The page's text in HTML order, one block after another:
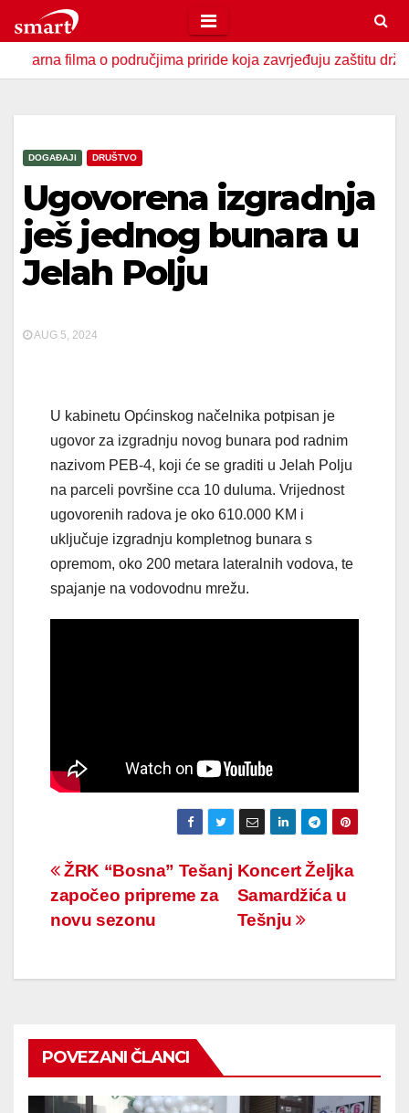
to
contento područjima priride koja zavrjeđuju zaštitu države
DOGAĐAJI DRUŠTVO
Ugovorena izgradnja
ješ jednog bunara u
Jelah Polju
AUG 5, 2024
U kabinetu Općinskog načelnika potpisan je
ugovor za izgradnju novog bunara pod radnim
nazivom PEB-4, koji će se graditi u Jelah Polju
na parceli površine cca 10 duluma. Vrijednost
ugovorenih radova je oko 610.000 KM i
uključuje izgradnju kompletnog bunara s
opremom, oko 200 metara lateralnih vodova, te
spajanje na vodovodnu mrežu.
Navigacija
članaka
Koncert Željka
Samardžića u
Tešnju
ŽRK “Bosna” Tešanj
započeo pripreme za
novu sezonu
POVEZANI ČLANCI